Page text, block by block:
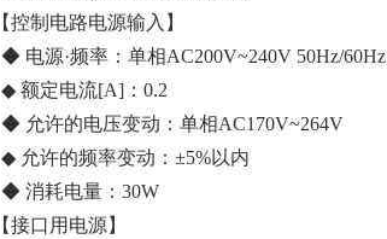
【控制电路电源输入】
◆ 电源·频率：单相AC200V~240V 50Hz/60Hz
◆ 额定电流[A]：0.2
◆ 允许的电压变动：单相AC170V~264V
◆ 允许的频率变动：±5%以内
◆ 消耗电量：30W
【接口用电源】